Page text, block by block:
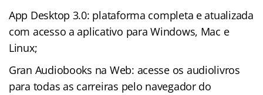
App Desktop 3.0: plataforma completa e atualizada
com acesso a aplicativo para Windows, Mac e
Linux;
Gran Audiobooks na Web: acesse os audiolivros
para todas as carreiras pelo navegador do